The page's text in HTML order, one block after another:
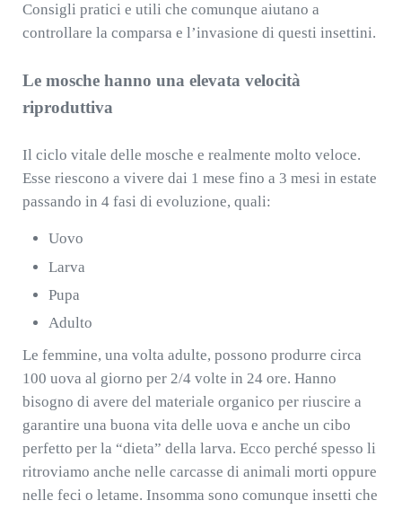
Consigli pratici e utili che comunque aiutano a
controllare la comparsa e l’invasione di questi insettini.
Le mosche hanno una elevata velocità
riproduttiva
Il ciclo vitale delle mosche e realmente molto veloce.
Esse riescono a vivere dai 1 mese fino a 3 mesi in estate
passando in 4 fasi di evoluzione, quali:
Uovo
Larva
Pupa
Adulto
Le femmine, una volta adulte, possono produrre circa
100 uova al giorno per 2/4 volte in 24 ore. Hanno
bisogno di avere del materiale organico per riuscire a
garantire una buona vita delle uova e anche un cibo
perfetto per la “dieta” della larva. Ecco perché spesso li
ritroviamo anche nelle carcasse di animali morti oppure
nelle feci o letame. Insomma sono comunque insetti che